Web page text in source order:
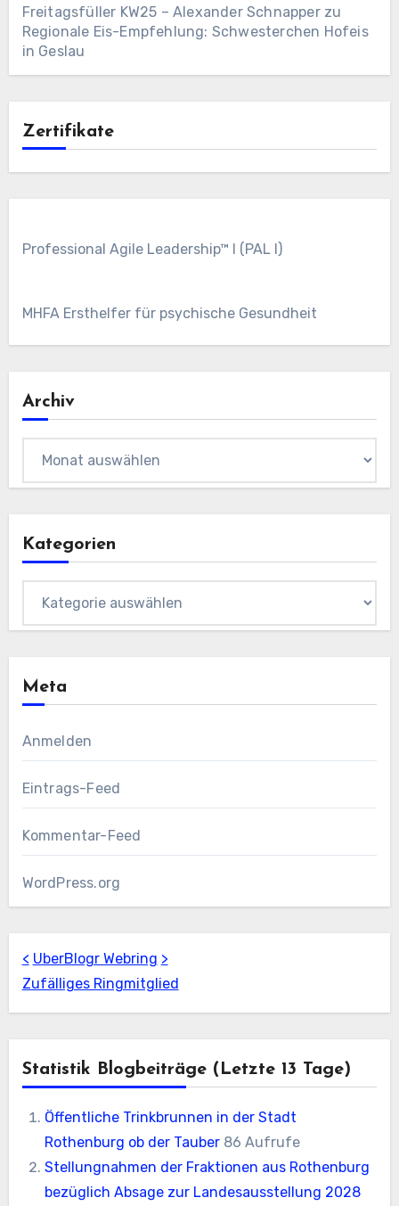
Freitagsfüller KW25 – Alexander Schnapperzu
Regionale Eis-Empfehlung: Schwesterchen Hofeis
in Geslau
Zertifikate
Professional Agile Leadership™ I (PAL I)
MHFA Ersthelfer für psychische Gesundheit
Archiv
Kategorien
Meta
Anmelden
Eintrags-Feed
Kommentar-Feed
WordPress.org
< UberBlogr Webring >
Zufälliges Ringmitglied
Statistik Blogbeiträge (letzte 13 Tage)
Öffentliche Trinkbrunnen in der Stadt
Rothenburg ob der Tauber 86 Aufrufe
Stellungnahmen der Fraktionen aus Rothenburg
bezüglich Absage zur Landesausstellung 2028